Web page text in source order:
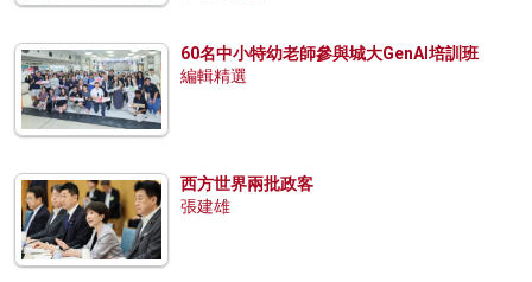
60名中小特幼老師參與城大GenAI培訓班
編輯精選
西方世界兩批政客
張建雄